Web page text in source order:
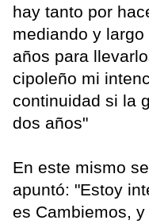
hay tanto por
mediando y
años para
cipoleño mi
continuidad si la
dos años"
En este mismo
apuntó: "Estoy
es Cambiemos,